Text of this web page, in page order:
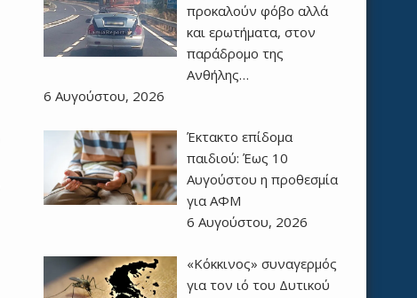
προκαλούν φόβο αλλά
και ερωτήματα, στον
παράδρομο της
Ανθήλης…
6 Αυγούστου, 2026
Έκτακτο επίδομα
παιδιού: Έως 10
Αυγούστου η προθεσμία
για ΑΦΜ
6 Αυγούστου, 2026
«Κόκκινος» συναγερμός
για τον ιό του Δυτικού